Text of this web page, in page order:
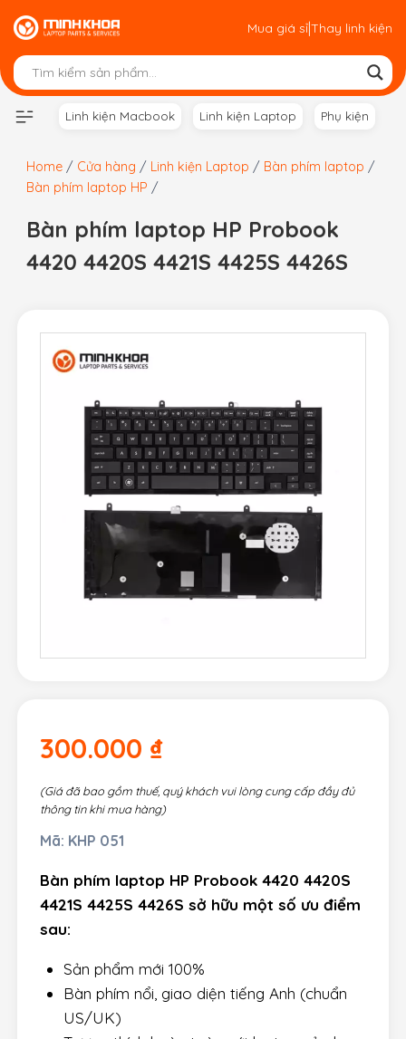
Skip
to
content
Mua giá sỉ|Thay linh kiện
Linh kiện Macbook Linh kiện Laptop Phụ kiện
Home / Cửa hàng / Linh kiện Laptop / Bàn phím laptop /
Bàn phím laptop HP /
Bàn phím laptop HP Probook
4420 4420S 4421S 4425S 4426S
300.000 ₫
(Giá đã bao gồm thuế, quý khách vui lòng cung cấp đầy đủ
thông tin khi mua hàng)
Mã: KHP 051
Bàn phím laptop HP Probook 4420 4420S
4421S 4425S 4426S sở hữu một số ưu điểm
sau:
Sản phẩm mới 100%
Bàn phím nổi, giao diện tiếng Anh (chuẩn
US/UK)